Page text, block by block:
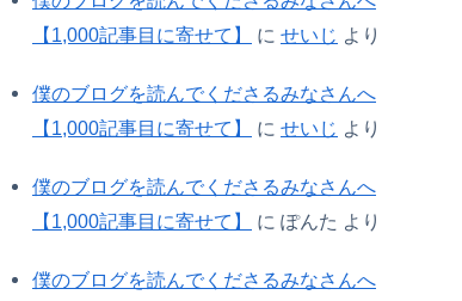
【1,000記事目に寄せて】
に せいじ より
僕のブログを読んでくださるみなさんへ
【1,000記事目に寄せて】
に せいじ より
僕のブログを読んでくださるみなさんへ
【1,000記事目に寄せて】
に ぽんた より
僕のブログを読んでくださるみなさんへ